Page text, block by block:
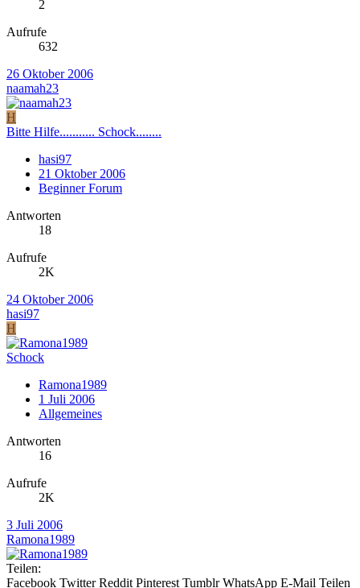
2
Aufrufe
632
26 Oktober 2006
naamah23
H
Bitte Hilfe........... Schock........
hasi97
21 Oktober 2006
Beginner Forum
Antworten
18
Aufrufe
2K
24 Oktober 2006
hasi97
H
Schock
Ramona1989
1 Juli 2006
Allgemeines
Antworten
16
Aufrufe
2K
3 Juli 2006
Ramona1989
Teilen:
Facebook Twitter Reddit Pinterest Tumblr WhatsApp E-Mail Teilen